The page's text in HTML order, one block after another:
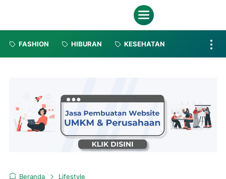
FASHION HIBURAN KESEHATAN
Beranda Lifestyle